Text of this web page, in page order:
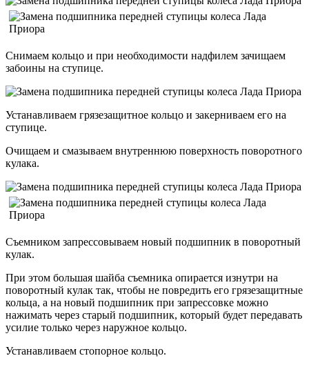
Снимаем кольцо и при необходимости надфилем зачищаем
забоины на ступице.
Устанавливаем грязезащитное кольцо и закерниваем его на
ступице.
Очищаем и смазываем внутреннюю поверхность поворотного
кулака.
Съемником запрессовываем новый подшипник в поворотный
кулак.
При этом большая шайба съемника опирается изнутри на
поворотный кулак так, чтобы не повредить его грязезащитные
кольца, а на новый подшипник при запрессовке можно
нажимать через старый подшипник, который будет передавать
усилие только через наружное кольцо.
Устанавливаем стопорное кольцо.